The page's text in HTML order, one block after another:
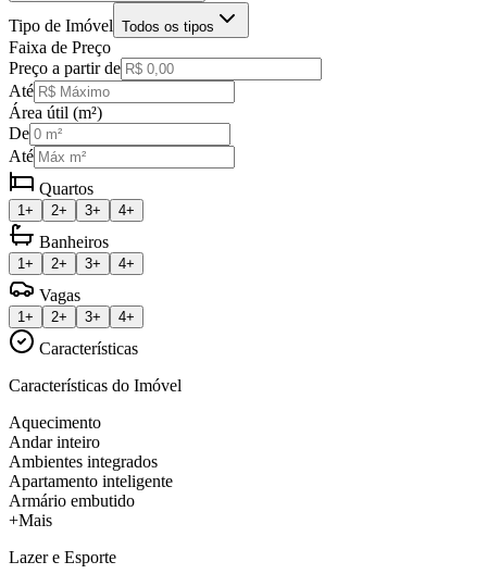
Tipo de Imóvel Todos os tipos
Faixa de Preço
Preço a partir de
Até
Área útil (m²)
De
Até
Quartos
1+ 2+ 3+ 4+
Banheiros
1+ 2+ 3+ 4+
Vagas
1+ 2+ 3+ 4+
Características
Características do Imóvel
Aquecimento
Andar inteiro
Ambientes integrados
Apartamento inteligente
Armário embutido
+Mais
Lazer e Esporte